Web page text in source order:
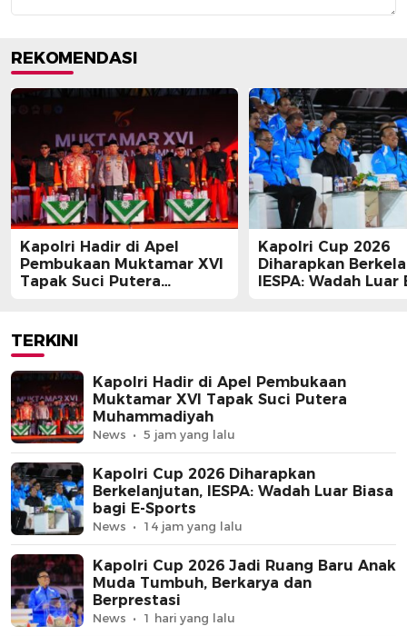
REKOMENDASI
Kapolri Hadir di Apel
Pembukaan Muktamar XVI
Tapak Suci Putera
Kapolri Cup 2026
Diharapkan
IESPA: Wadah Luar
TERKINI
Kapolri Hadir di Apel Pembukaan
Muktamar XVI Tapak Suci Putera
Muhammadiyah
News 5 jam yang lalu
Kapolri Cup 2026 Diharapkan
Berkelanjutan, IESPA: Wadah Luar Biasa
bagi E-Sports
News 14 jam yang lalu
Kapolri Cup 2026 Jadi Ruang Baru Anak
Muda Tumbuh, Berkarya dan
Berprestasi
News 1 hari yang lalu